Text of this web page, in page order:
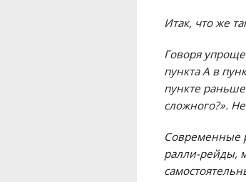
Итак, что же
Говоря
пункта А в
пункте
сложного?».
Современные
ралли-рейды,